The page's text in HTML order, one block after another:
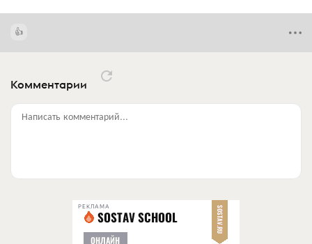
Комментарии
Написать комментарий...
РЕКЛАМА